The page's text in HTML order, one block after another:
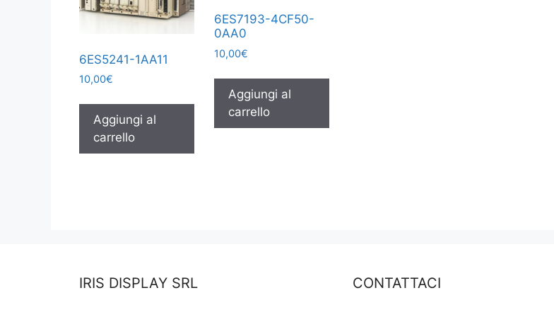
6ES5241-1AA11
10,00€
Aggiungi al
carrello
6ES7193-4CF50-
0AA0
10,00€
Aggiungi al
carrello
IRIS DISPLAY SRL CONTATTACI